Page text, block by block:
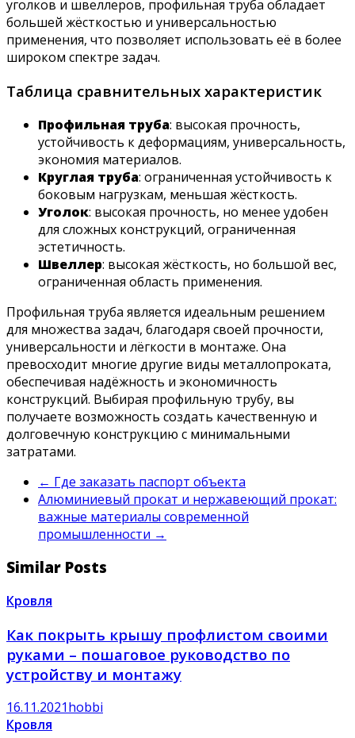
уголков и швеллеров, профильная труба обладает
большей жёсткостью и универсальностью
применения, что позволяет использовать её в более
широком спектре задач.
Таблица сравнительных характеристик
Профильная труба: высокая прочность,
устойчивость к деформациям, универсальность,
экономия материалов.
Круглая труба: ограниченная устойчивость к
боковым нагрузкам, меньшая жёсткость.
Уголок: высокая прочность, но менее удобен
для сложных конструкций, ограниченная
эстетичность.
Швеллер: высокая жёсткость, но большой вес,
ограниченная область применения.
Профильная труба является идеальным решением
для множества задач, благодаря своей прочности,
универсальности и лёгкости в монтаже. Она
превосходит многие другие виды металлопроката,
обеспечивая надёжность и экономичность
конструкций. Выбирая профильную трубу, вы
получаете возможность создать качественную и
долговечную конструкцию с минимальными
затратами.
← Где заказать паспорт объекта
Алюминиевый прокат и нержавеющий прокат:
важные материалы современной
промышленности →
Similar Posts
Кровля
Как покрыть крышу профлистом своими
руками – пошаговое руководство по
устройству и монтажу
16.11.2021hobbi
Кровля